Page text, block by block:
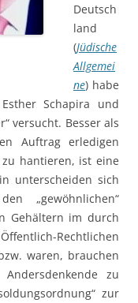
Deutsch
land
(Jüdische
Allgemei
ne) habe
Schapira und
versucht. Besser als
Auftrag erledigen
hantieren, ist eine
unterscheiden sich
„gewöhnlichen“
Gehältern im durch
Rechtlichen
waren, brauchen
zu
zur